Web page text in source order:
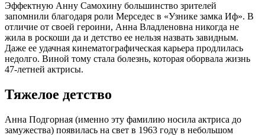
Эффектную Анну Самохину большинство зрителей
запомнили благодаря роли Мерседес в «Узнике замка Иф». В
отличие от своей героини, Анна Владленовна никогда не
жила в роскоши да и детство ее нельзя назвать завидным.
Даже ее удачная кинематографическая карьера продлилась
недолго. Виной тому стала болезнь, которая оборвала жизнь
47-летней актрисы.
Тяжелое детство
Анна Подгорная (именно эту фамилию носила актриса до
замужества) появилась на свет в 1963 году в небольшом